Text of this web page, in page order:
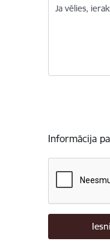
Ja vēlies,
Informācija